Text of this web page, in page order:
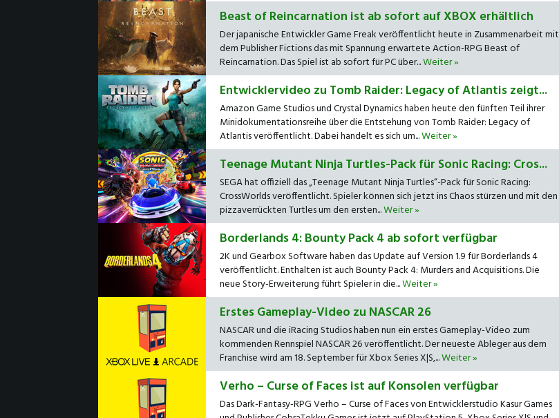
Beast of Reincarnation ist ab sofort auf XBOX erhältlich
Der japanische Entwickler Game Freak veröffentlicht heute in Zusammenarbeit mit
dem Publisher Fictions das mit Spannung erwartete Action-RPG Beast of
Reincarnation. Das Spiel ist ab sofort für PC über...Weiter »
Entwicklervideo zu Tomb Raider: Legacy of Atlantis zeigt...
Amazon Game Studios und Crystal Dynamics haben heute den fünften Teil ihrer
Minidokumentationsreihe über die Entstehung von Tomb Raider: Legacy of
Atlantis veröffentlicht. Dabei handelt es sich um...Weiter »
Teenage Mutant Ninja Turtles-Pack für Sonic Racing: Cros...
SEGA hat offiziell das „Teenage Mutant Ninja Turtles“-Pack für Sonic Racing:
CrossWorlds veröffentlicht. Spieler können sich jetzt ins Chaos stürzen und mit den
pizzaverrückten Turtles um den ersten...Weiter »
Borderlands 4: Bounty Pack 4 ab sofort verfügbar
2K und Gearbox Software haben das Update auf Version 1.9 für Borderlands 4
veröffentlicht. Enthalten ist auch Bounty Pack 4: Murders and Acquisitions. Die
neue Story-Erweiterung führt Spieler in die...Weiter »
Erstes Gameplay-Video zu NASCAR 26
NASCAR und die iRacing Studios haben nun ein erstes Gameplay-Video zum
kommenden Rennspiel NASCAR 26 veröffentlicht. Der neueste Ableger aus dem
Franchise wird am 18. September für Xbox Series X|S,...Weiter »
Verho – Curse of Faces ist auf Konsolen verfügbar
Das Dark-Fantasy-RPG Verho – Curse of Faces von Entwicklerstudio Kasur Games